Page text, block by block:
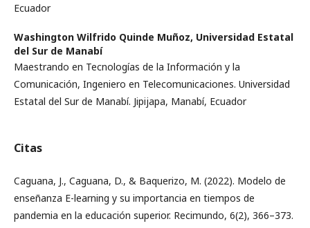
Ecuador
Washington Wilfrido Quinde Muñoz, Universidad Estatal
del Sur de Manabí
Maestrando en Tecnologías de la Información y la
Comunicación, Ingeniero en Telecomunicaciones. Universidad
Estatal del Sur de Manabí. Jipijapa, Manabí, Ecuador
Citas
Caguana, J., Caguana, D., & Baquerizo, M. (2022). Modelo de
enseñanza E-learning y su importancia en tiempos de
pandemia en la educación superior. Recimundo, 6(2), 366–373.